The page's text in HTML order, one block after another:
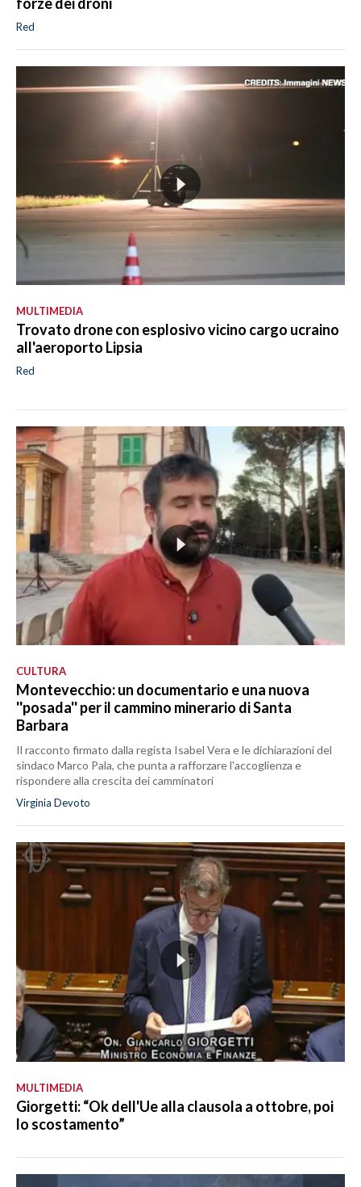
Red
MULTIMEDIA
Trovato drone con esplosivo vicino cargo ucraino
all'aeroporto Lipsia
Red
CULTURA
Montevecchio: un documentario e una nuova
''posada'' per il cammino minerario di Santa
Barbara
Il racconto firmato dalla regista Isabel Vera e le dichiarazioni del
sindaco Marco Pala, che punta a rafforzare l'accoglienza e
rispondere alla crescita dei camminatori
Virginia Devoto
MULTIMEDIA
Giorgetti: “Ok dell'Ue alla clausola a ottobre, poi
lo scostamento”